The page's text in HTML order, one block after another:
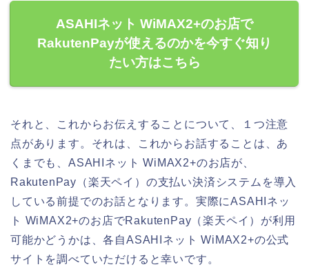
ASAHIネット WiMAX2+のお店で
RakutenPayが使えるのかを今すぐ知り
たい方はこちら
それと、これからお伝えすることについて、１つ注意
点があります。それは、これからお話することは、あ
くまでも、ASAHIネット WiMAX2+のお店が、
RakutenPay（楽天ペイ）の支払い決済システムを導入
している前提でのお話となります。実際にASAHIネッ
ト WiMAX2+のお店でRakutenPay（楽天ペイ）が利用
可能かどうかは、各自ASAHIネット WiMAX2+の公式
サイトを調べていただけると幸いです。